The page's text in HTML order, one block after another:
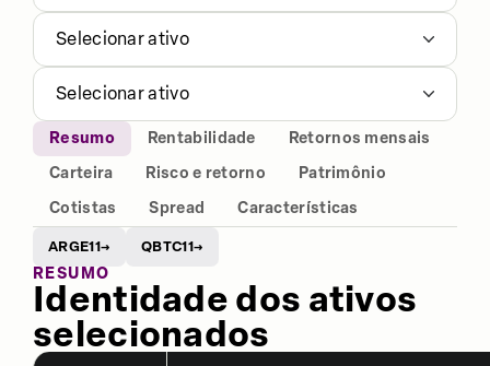
Selecionar ativo
Selecionar ativo
Resumo Rentabilidade
Retornos mensais
Carteira
Risco e retorno
Patrimônio
Cotistas
Spread Características
ARGE11→ QBTC11→
RESUMO
Identidade dos ativos
selecionados